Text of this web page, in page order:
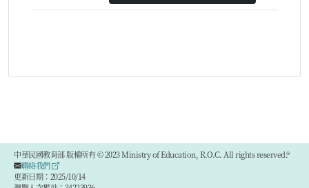
中華民國教育部 版權所有 © 2023 Ministry of Education, R.O.C. All rights reserved.®
聯絡我們
更新日期：2025/10/14